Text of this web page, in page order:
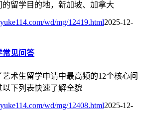
的留学目的地，新加坡、加拿大
wd/mg/12419.html2025-12-
常见问答
艺术生留学申请中最高频的12个核心问
以下列表快速了解全貌
wd/mg/12408.html2025-12-